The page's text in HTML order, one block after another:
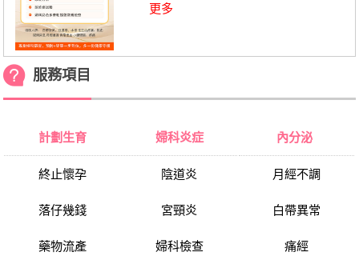
更多
服務項目
計劃生育
終止懷孕
落仔幾錢
藥物流產
婦科炎症
陰道炎
宮頸炎
婦科檢查
內分泌
月經不調
白帶異常
痛經